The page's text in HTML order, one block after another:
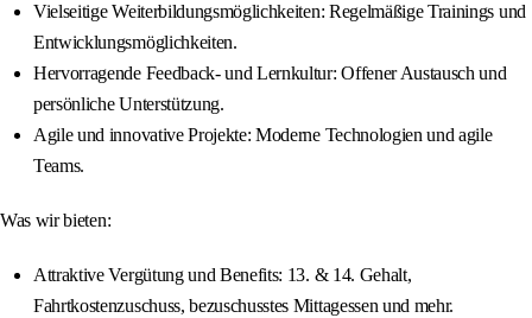
Vielseitige Weiterbildungsmöglichkeiten: Regelmäßige Trainings und
Entwicklungsmöglichkeiten.
Hervorragende Feedback- und Lernkultur: Offener Austausch und
persönliche Unterstützung.
Agile und innovative Projekte: Moderne Technologien und agile
Teams.
Was wir bieten:
Attraktive Vergütung und Benefits: 13. & 14. Gehalt,
Fahrtkostenzuschuss, bezuschusstes Mittagessen und mehr.